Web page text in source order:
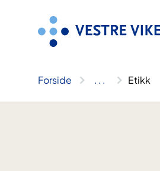
Forside .. . Etikk